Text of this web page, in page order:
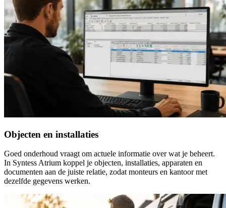
Objecten en installaties
Goed onderhoud vraagt om actuele informatie over wat je beheert.
In Syntess Atrium koppel je objecten, installaties, apparaten en
documenten aan de juiste relatie, zodat monteurs en kantoor met
dezelfde gegevens werken.